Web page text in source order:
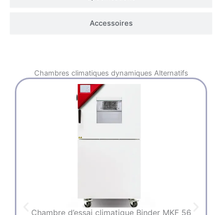
Accessoires
Chambres climatiques dynamiques Alternatifs
Chambre d’essai climatique Binder MKF 56